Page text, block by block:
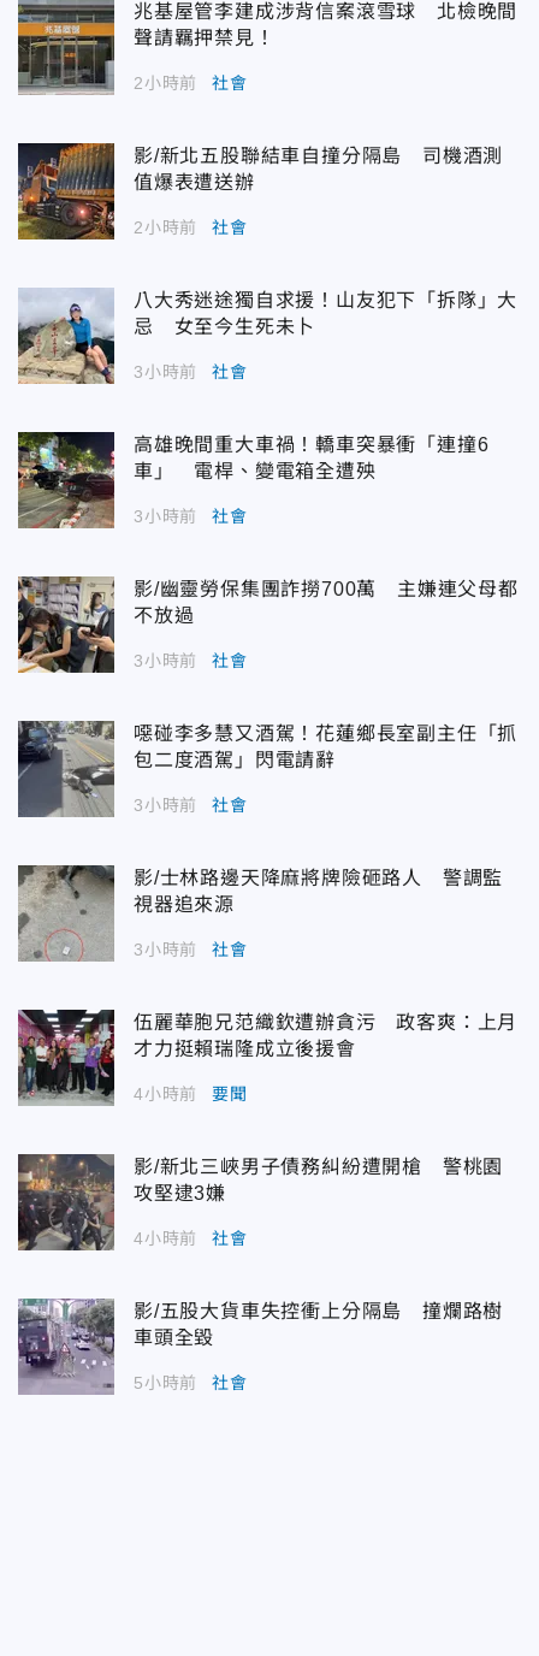
兆基屋管李建成涉背信案滾雪球 北檢晚間
聲請羈押禁見！
2小時前 社會
影/新北五股聯結車自撞分隔島 司機酒測
值爆表遭送辦
2小時前 社會
八大秀迷途獨自求援！山友犯下「拆隊」大
忌 女至今生死未卜
3小時前 社會
高雄晚間重大車禍！轎車突暴衝「連撞6
車」 電桿、變電箱全遭殃
3小時前 社會
影/幽靈勞保集團詐撈700萬 主嫌連父母都
不放過
3小時前 社會
噁碰李多慧又酒駕！花蓮鄉長室副主任「抓
包二度酒駕」閃電請辭
3小時前 社會
影/士林路邊天降麻將牌險砸路人 警調監
視器追來源
3小時前 社會
伍麗華胞兄范織欽遭辦貪污 政客爽：上月
才力挺賴瑞隆成立後援會
4小時前 要聞
影/新北三峽男子債務糾紛遭開槍 警桃園
攻堅逮3嫌
4小時前 社會
影/五股大貨車失控衝上分隔島 撞爛路樹
車頭全毀
5小時前 社會